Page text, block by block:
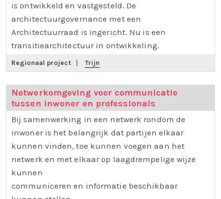
is ontwikkeld en vastgesteld. De
architectuurgovernance met een
Architectuurraad is ingericht. Nu is een
transitiearchitectuur in ontwikkeling.
Regionaal project Trijn
Netwerkomgeving voor communicatie
tussen inwoner en professionals
Bij samenwerking in een netwerk rondom de
inwoner is het belangrijk dat partijen elkaar
kunnen vinden, toe kunnen voegen aan het
netwerk en met elkaar op laagdrempelige wijze
kunnen
communiceren en informatie beschikbaar